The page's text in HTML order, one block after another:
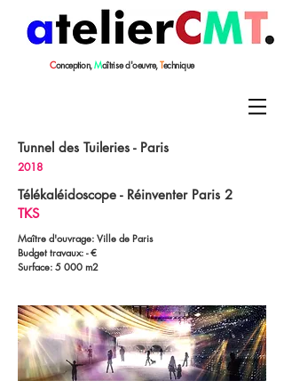
Conception,Maîtrised'oeuvre,Technique
Tunnel des Tuileries - Paris
2018
Télékaléidoscope - Réinventer Paris 2
TKS
Maître d'ouvrage: Ville de Paris
Budget travaux: - €
Surface: 5 000 m2